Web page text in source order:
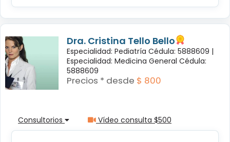
Dra. Cristina Tello Bello
Especialidad: Pediatría Cédula: 5888609 |
Especialidad: Medicina General Cédula:
5888609
Precios * desde $ 800
Consultorios Vídeo consulta $500